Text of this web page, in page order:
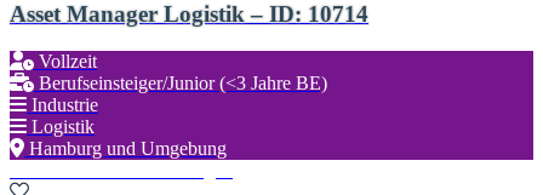
Asset Manager Logistik – ID: 10714
Vollzeit
Berufseinsteiger/Junior (<3 Jahre BE)
Industrie
Logistik
Hamburg und Umgebung